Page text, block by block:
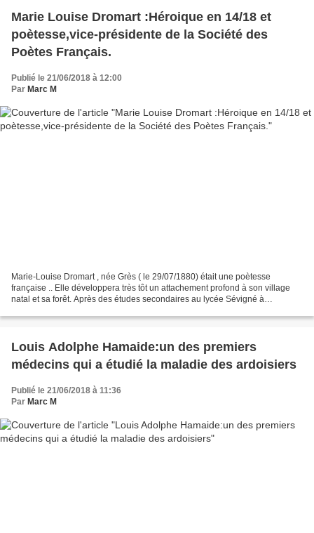
Marie Louise Dromart :Héroique en 14/18 et
poètesse,vice-présidente de la Société des
Poètes Français.
Publié le 21/06/2018 à 12:00
Par Marc M
Marie-Louise Dromart , née Grès ( le 29/07/1880) était une poètesse
française .. Elle développera très tôt un attachement profond à son village
natal et sa forêt. Après des études secondaires au lycée Sévigné à
Louis Adolphe Hamaide:un des premiers
médecins qui a étudié la maladie des ardoisiers
Publié le 21/06/2018 à 11:36
Par Marc M